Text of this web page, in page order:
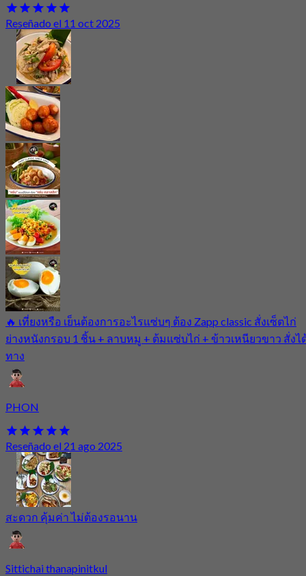
Reseñado el 11 oct 2025
🔥 เที่ยงหรือ เย็นต้องการอะไรแซ่บๆ ต้อง Zapp classic สั่งเซ็ตไก่
ย่างหนังกรอบ 1 ชิ้น + ลาบหมู + ต้มแซ่บไก่ + ข้าวเหนียวขาว สั่งไ
ทาง
PHON
Reseñado el 21 ago 2025
สะดวก คุ้มค่า ไม่ต้องรอนาน
Sittichai thanapinitkul